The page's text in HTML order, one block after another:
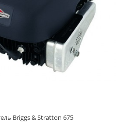
Briggs & Stratton 675